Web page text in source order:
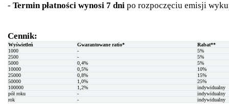
- Termin płatności wynosi 7 dni po rozpoczęciu emisji
Cennik:
Wyświetleń Gwarantowane ratio*
Rabat**
1000
-
5%
2500
-
5%
5000
0,4%
5%
10000
0,5%
10%
25000
0,8%
15%
50000
1,0%
25%
100000
1,2%
indywidualny
pół roku
-
indywidualny
rok
- indywidualny